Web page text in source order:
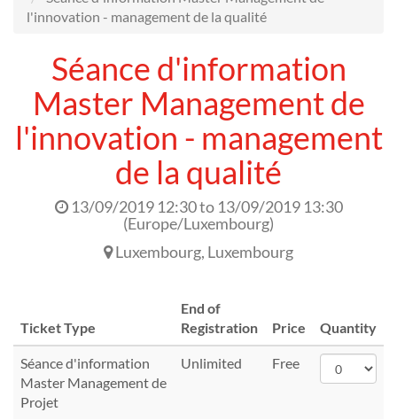
l'innovation - management de la qualité
Séance d'information
Master Management de
l'innovation - management
de la qualité
13/09/2019 12:30to 13/09/2019 13:30
(Europe/Luxembourg)
Luxembourg, Luxembourg
Ticket Type
End of
Registration
Price Quantity
Séance d'information
Master Management de
Projet
Unlimited Free